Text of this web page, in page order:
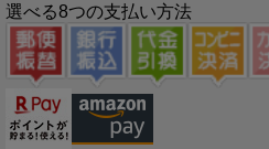
選べる8つの支払い方法